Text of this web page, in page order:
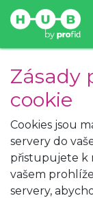
Zásady
cookie
Cookies jsou
servery do
přistupujete k
vašem
servery,